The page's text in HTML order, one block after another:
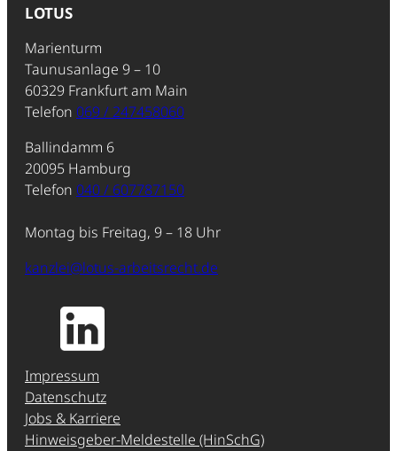
LOTUS
Marienturm
Taunusanlage 9 – 10
60329 Frankfurt am Main
Telefon 069 / 247458060
Ballindamm 6
20095 Hamburg
Telefon 040 / 607787150
Montag bis Freitag, 9 – 18 Uhr
kanzlei@lotus-arbeitsrecht.de
Impressum
Datenschutz
Jobs & Karriere
Hinweisgeber-Meldestelle (HinSchG)